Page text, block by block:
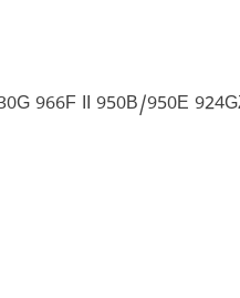
966F II 950B/950E